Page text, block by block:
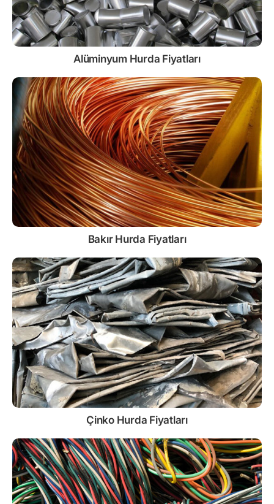
Alüminyum Hurda Fiyatları
Bakır Hurda Fiyatları
Çinko Hurda Fiyatları